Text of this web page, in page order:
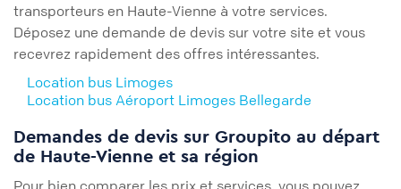
transporteurs en Haute-Vienne à votre services.
Déposez une demande de devis sur votre site et vous
recevrez rapidement des offres intéressantes.
Location bus Limoges
Location bus Aéroport Limoges Bellegarde
Demandes de devis sur Groupito au départ
de Haute-Vienne et sa région